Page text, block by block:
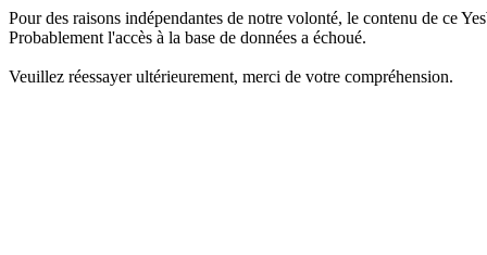
Pour des raisons indépendantes de notre volonté, le contenu de ce
Probablement l'accès à la base de données a échoué.
Veuillez réessayer ultérieurement, merci de votre compréhension.